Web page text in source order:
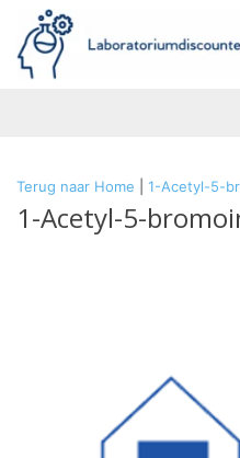
Terug naar Home 1-Acetyl-5-
1-Acetyl-5-